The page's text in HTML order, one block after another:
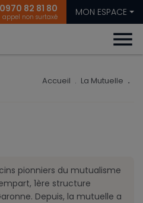
0970 82 81 80
appel non surtaxé MON ESPACE
menu
Accueil La Mutuelle
pionniers du mutualisme
1ère structure
Depuis, la mutuelle a